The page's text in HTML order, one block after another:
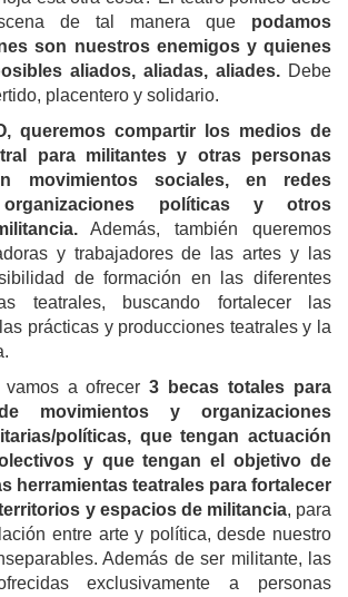
de tal manera que podamos
son nuestros enemigos y quienes
aliados, aliadas, aliades. Debe
placentero y solidario.
queremos compartir los medios de
para militantes y otras personas
movimientos sociales, en redes
organizaciones políticas y otros
Además, también queremos
y trabajadores de las artes y las
de formación en las diferentes
teatrales, buscando fortalecer las
prácticas y producciones teatrales y la
vamos a ofrecer3 becas totales para
movimientos y organizaciones
políticas, que tengan actuación
y que tengan el objetivo de
herramientas teatrales para fortalecer
y espacios de militancia, para
entre arte y política, desde nuestro
Además de ser militante, las
exclusivamente a personas